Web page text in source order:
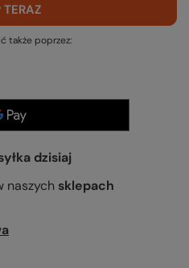
TERAZ
także poprzez:
dzisiaj
naszych sklepach